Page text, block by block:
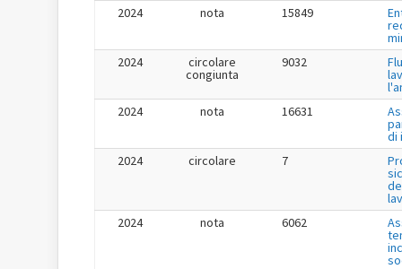
2024
nota 15849
2024
circolare
congiunta
9032
2024
nota 16631
di
2024
circolare 7
2024
nota 6062